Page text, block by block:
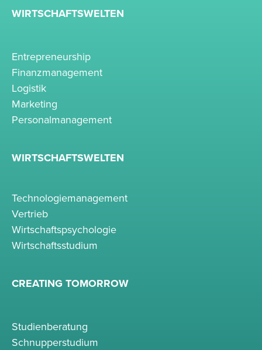
WIRTSCHAFTSWELTEN
Entrepreneurship
Finanzmanagement
Logistik
Marketing
Personalmanagement
WIRTSCHAFTSWELTEN
Technologiemanagement
Vertrieb
Wirtschaftspsychologie
Wirtschaftsstudium
CREATING TOMORROW
Studienberatung
Schnupperstudium